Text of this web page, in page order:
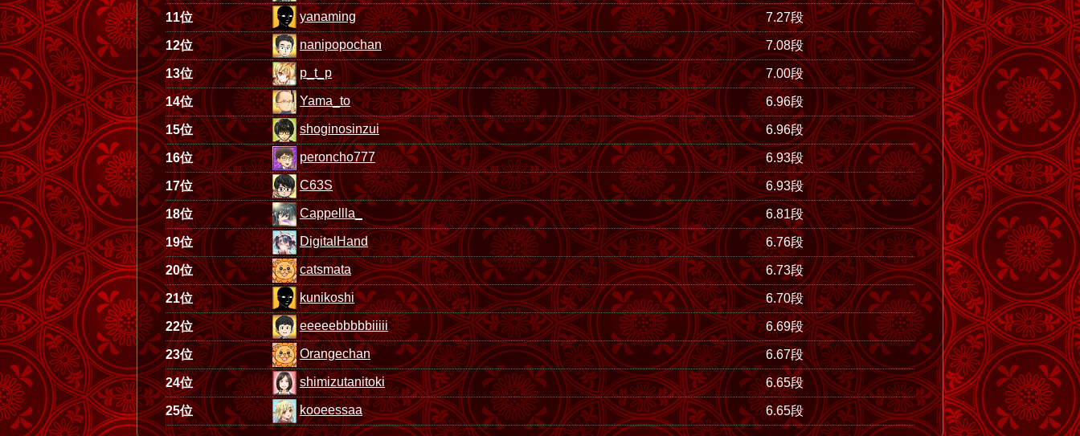
11位 yanaming 7.27段
12位 nanipopochan 7.08段
13位 p_t_p 7.00段
14位 Yama_to 6.96段
15位 shoginosinzui 6.96段
16位 peroncho777 6.93段
17位 C63S 6.93段
18位 Cappellla_ 6.81段
19位 DigitalHand 6.76段
20位 catsmata 6.73段
21位 kunikoshi 6.70段
22位 eeeeebbbbbiiiii 6.69段
23位 Orangechan 6.67段
24位 shimizutanitoki 6.65段
25位 kooeessaa 6.65段